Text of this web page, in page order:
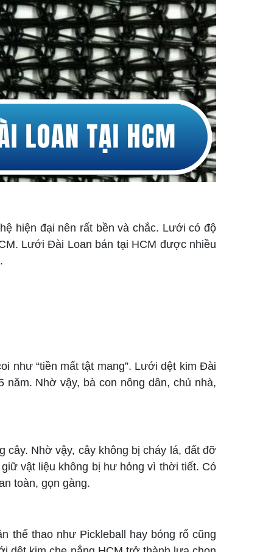
hiện đại nên rất bền và chắc. Lưới có độ
Lưới Đài Loan bán tại HCM được nhiều
như “tiền mất tật mang”. Lưới dệt kim Đài
Nhờ vậy, bà con nông dân, chủ nhà,
cây. Nhờ vậy, cây không bị cháy lá, đất đỡ
vật liệu không bị hư hỏng vì thời tiết. Có
toàn, gọn gàng.
thể thao như Pickleball hay bóng rổ cũng